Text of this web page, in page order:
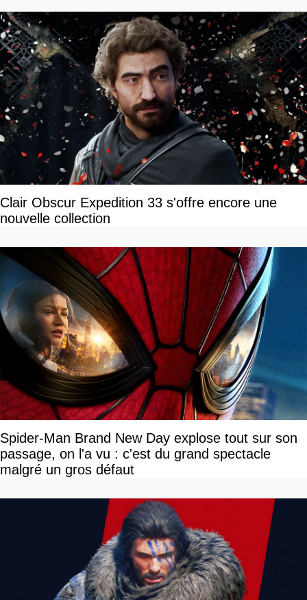
Clair Obscur Expedition 33 s'offre encore une
nouvelle collection
Spider-Man Brand New Day explose tout sur son
passage, on l'a vu : c'est du grand spectacle
malgré un gros défaut